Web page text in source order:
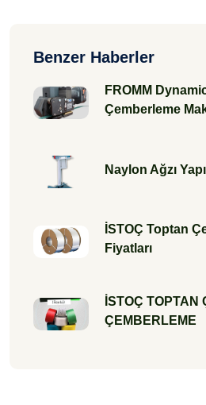
Benzer Haberler
FROMM
Çemberleme
Naylon Ağzı
İSTOÇ Toptan
Fiyatları
İSTOÇ TOPTAN
ÇEMBERLEME